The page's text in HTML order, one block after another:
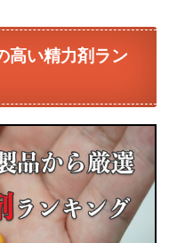
高い精力剤ラン